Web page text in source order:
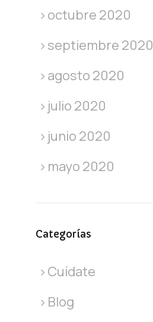
octubre 2020
septiembre 2020
agosto 2020
julio 2020
junio 2020
mayo 2020
Categorías
Cuídate
Blog